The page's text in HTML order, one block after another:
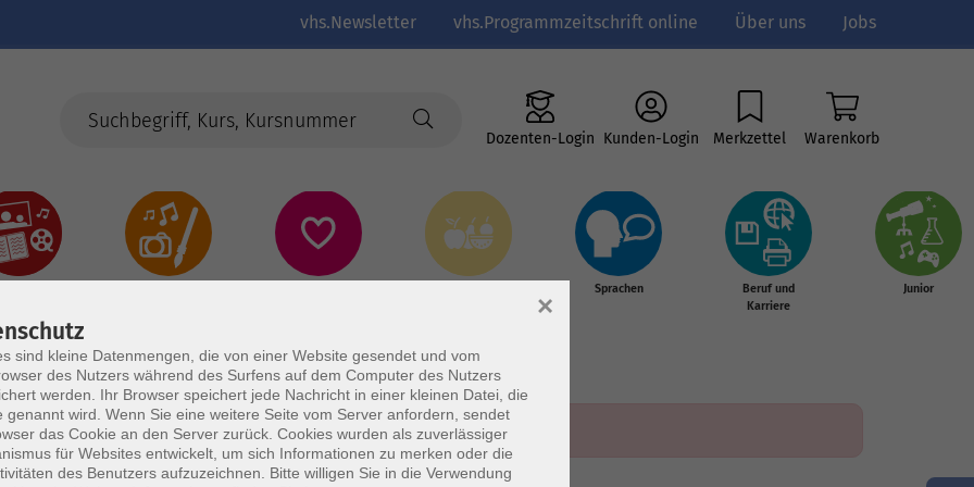
vhs.Newsletter vhs.Programmzeitschrift online Über uns Jobs
Dozenten-Login Kunden-Login Merkzettel Warenkorb
Sprachen
Beruf und
Karriere
Junior
sind kleine Datenmengen, die von einer Website gesendet und vom
des Nutzers während des Surfens auf dem Computer des Nutzers
werden. Ihr Browser speichert jede Nachricht in einer kleinen Datei, die
genannt wird. Wenn Sie eine weitere Seite vom Server anfordern, sendet
das Cookie an den Server zurück. Cookies wurden als zuverlässiger
für Websites entwickelt, um sich Informationen zu merken oder die
des Benutzers aufzuzeichnen. Bitte willigen Sie in die Verwendung
×